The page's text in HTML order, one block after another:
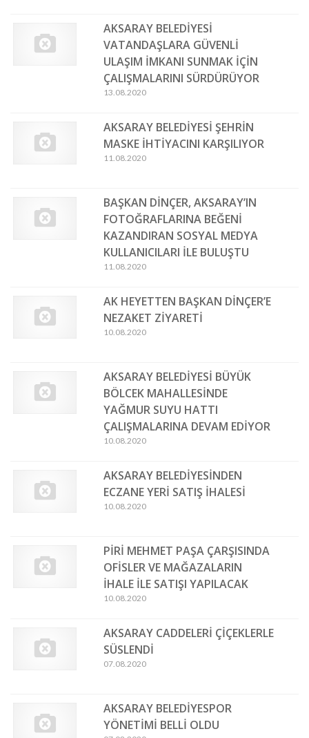
AKSARAY BELEDİYESİ
VATANDAŞLARA GÜVENLİ
ULAŞIM İMKANI SUNMAK İÇİN
ÇALIŞMALARINI SÜRDÜRÜYOR
13.08.2020
AKSARAY BELEDİYESİ ŞEHRİN
MASKE İHTİYACINI KARŞILIYOR
11.08.2020
BAŞKAN DİNÇER, AKSARAY’IN
FOTOĞRAFLARINA BEĞENİ
KAZANDIRAN SOSYAL MEDYA
KULLANICILARI İLE BULUŞTU
11.08.2020
AK HEYETTEN BAŞKAN DİNÇER’E
NEZAKET ZİYARETİ
10.08.2020
AKSARAY BELEDİYESİ BÜYÜK
BÖLCEK MAHALLESİNDE
YAĞMUR SUYU HATTI
ÇALIŞMALARINA DEVAM EDİYOR
10.08.2020
AKSARAY BELEDİYESİNDEN
ECZANE YERİ SATIŞ İHALESİ
10.08.2020
PİRİ MEHMET PAŞA ÇARŞISINDA
OFİSLER VE MAĞAZALARIN
İHALE İLE SATIŞI YAPILACAK
10.08.2020
AKSARAY CADDELERİ ÇİÇEKLERLE
SÜSLENDİ
07.08.2020
AKSARAY BELEDİYESPOR
YÖNETİMİ BELLİ OLDU